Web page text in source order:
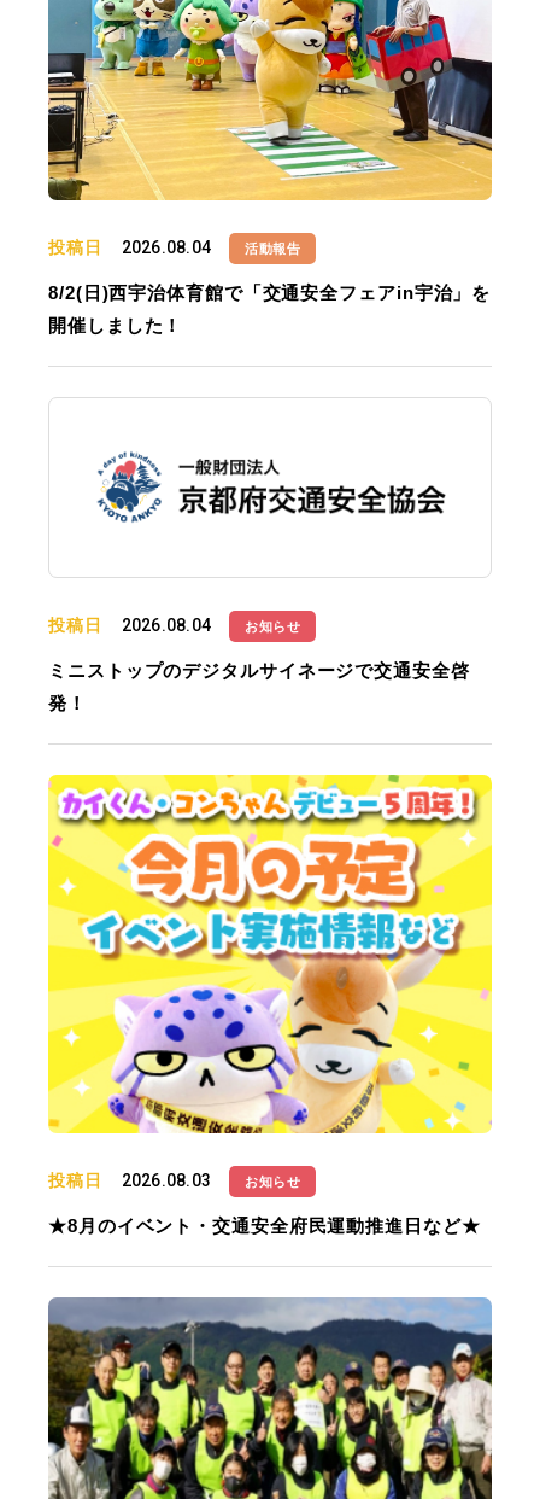
投稿日 2026.08.04 活動報告
8/2(日)西宇治体育館で「交通安全フェアin宇治」を
開催しました！
投稿日 2026.08.04 お知らせ
ミニストップのデジタルサイネージで交通安全啓
発！
投稿日 2026.08.03 お知らせ
★8月のイベント・交通安全府民運動推進日など★